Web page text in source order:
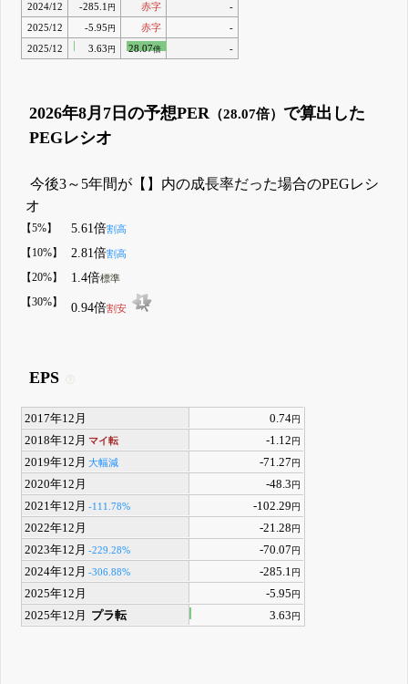
2024/12
-285.1 円 赤字
-
2025/12
-5.95 円 赤字
-
2025/12
3.63 円 28.07倍 -
2026年8月7日の予想PER（28.07倍） で算出した
PEGレシオ
今後3～5年間が【】内の成長率だった場合のPEGレシ
オ
【5%】 5.61倍割高
【10%】 2.81倍割高
【20%】 1.4倍標準
【30%】 0.94倍割安
EPS
2017年12月 0.74円
2018年12月 マイ転 -1.12円
2019年12月 大幅減 -71.27円
2020年12月 -48.3円
2021年12月 -111.78% -102.29円
2022年12月 -21.28円
2023年12月 -229.28% -70.07円
2024年12月 -306.88% -285.1円
2025年12月 -5.95円
2025年12月 プラ転 3.63円